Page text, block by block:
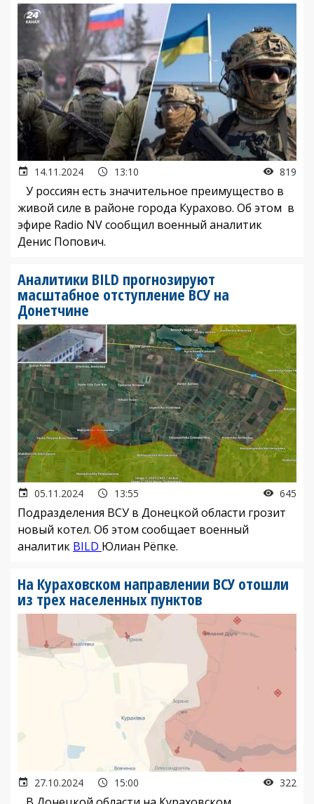
14.11.2024 13:10 819
У россиян есть значительное преимущество в
живой силе в районе города Курахово. Об этом в
эфире Radio NV сообщил военный аналитик
Денис Попович.
Аналитики BILD прогнозируют
масштабное отступление ВСУ на
Донетчине
05.11.2024 13:55 645
Подразделения ВСУ в Донецкой области грозит
новый котел. Об этом сообщает военный
аналитик BILD Юлиан Рёпке.
На Кураховском направлении ВСУ отошли
из трех населенных пунктов
27.10.2024 15:00 322